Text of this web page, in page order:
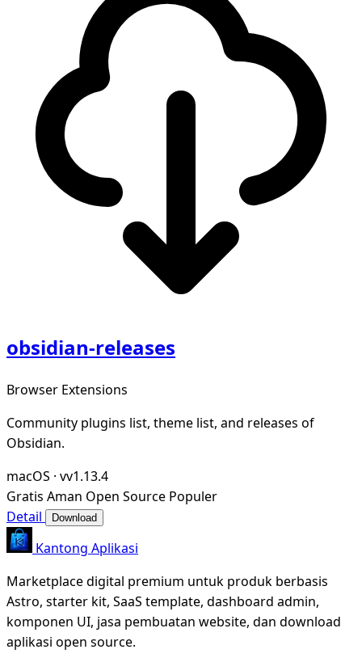
obsidian-releases
Browser Extensions
Community plugins list, theme list, and releases of
Obsidian.
macOS · vv1.13.4
Gratis Aman Open Source Populer
Detail
Download
Kantong Aplikasi
Marketplace digital premium untuk produk berbasis
Astro, starter kit, SaaS template, dashboard admin,
komponen UI, jasa pembuatan website, dan download
aplikasi open source.